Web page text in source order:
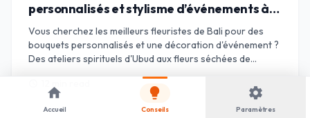
personnalisés et stylisme d’événements à
Bali
Vous cherchez les meilleurs fleuristes de Bali pour des
bouquets personnalisés et une décoration d'événement ?
Des ateliers spirituels d'Ubud aux fleurs séchées de
25 mai 2026
home
Accueil
lightbulb
Conseils
settings
Paramètres